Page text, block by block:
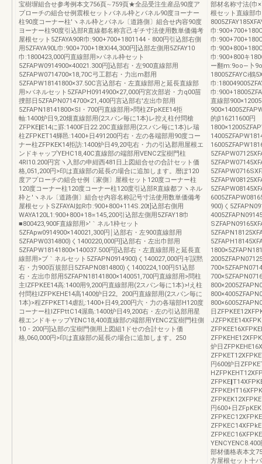
宝樹塀組合せ参考例本文756頁∼759頁★全品受注生産品90度ア
プローチの組合せ例震根セットバネル枠とバネル90度ヨーナー
柱90度コーナー柱′ヽネル枠とパネル〔道路側〕組合せ内容90度
ヨーナー柱90度引込部R直線都名称言己ギチ寸法使用数単価備考
屋根セット5ZFAYA90R巾:900+700+1801144・800円引込部右側
用5ZFAYA90L巾:900+700+18tXl44,300円]込部左側用5ZFAY10
巾:1800423,000円直線部用>パネル枠セット
5ZFAPW0914900×40021.300円]込部右・左900直線部用
5ZFAPW0714700×18,70C弓工郡右・力出m郡用
5ZFAPW18141800×37.50C言込部右・左直線部用と延長直線部
用>バネルセット5ZFAPH0914900×27,000円宮次部岩・力q00苗
捜部日5ZFAPN0714700×21,400円言込部右'左出巾部用
5ZFAPN18141800×Sl・700円直線部用>問柱ZFpKEE14拒
軸:1400炉日9,20畑直線部用(2スパン毎に1本)レ控え柱付問槍
ZFPKE‖E14に罫:1400F日22.20C直線部用(2スバン毎に1本)レ瑞
柱ZFPKET14輝邑:1400+日491200円右・左の各端部用90度コー
ナー柱ZFPKEK14拒訪:1400炉日49,20屯右・力の引込郡用屋根エ
ンドキャップYEHC18,40C直線部の端部用VENC2宝樹門柱
4Rl10.200円宮ヽ入部の申紺西481日上図組合せの合計セット価
格,051,200円>印は直線部の延長の場合に追加します。暦ぽ120
度アプローチの組合せ例〔家側〕屋根セット120度コーナー柱
120度コーナー柱120度コーナー柱120度引込部R直線都フヽネル
枠と′ヽネル〔道路側〕組合せ内容名称記号寸法使用数単価備考
屋根セットSZFAYAl如R巾:900+800+114S.20t]込部右側用
WAYA120L1:900+800+18∝145,200引込部左側用5ZFAY18巾
■800423,900F直線部用>′｀ネル1枠セット
5ZFApw0914900×140021,300円￨込部右・左900直線部用
5ZFAPW0314800)く1400220,000円]込部右・左出巾部用
5ZFAPW18141800×140037.500円]込部右・左直線部用と延長直
線部用>ブ｀ネルセット5ZFAPN0914900)く140027,000円ギ誤黙
右・力900百規部日5ZFAPN0814800)く1400224,100円51込部
右・左出巾部用5ZFAPN18141800×140051,700円直線部用>問柱
主IZFPKEE14高:1400用9,200円直線部用(2スパン毎に1本)>!え柱
付問柱IZFPKEHE14高1400炉日22。200円直線部用(2スバン毎に
1本)>程ZFPKET14虐乱:1400+日49,200円六・力の各瑞部H120度
コーナー柱IZFPttC14渥島:1400炉日49,200右・左の引込部用星
根エンドキャップYENC18,400直線部の端部用YENC2宝樹門柱側
10・200円]込部の宝樹門側用上図組1ドせの合計セット価
格,060,000円>印は直線部の延長の場合に追加します。250
部材名称寸法(巾
根セット直線部
巾
巾
巾
巾:900+800キ
ー翻m:9oo―卜
18005ZFAYCi鶴
巾
巾
直線部
的β16211600円
900)く
日
炉日
円600炉日
円600+日
部材価格表本文
方屋根セット十